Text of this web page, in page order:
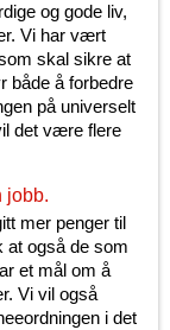
og gode liv,
Vi har vært
skal sikre at
både å forbedre
på universelt
det være flere
jobb.
mer penger til
at også de som
et mål om å
Vi vil også
i det